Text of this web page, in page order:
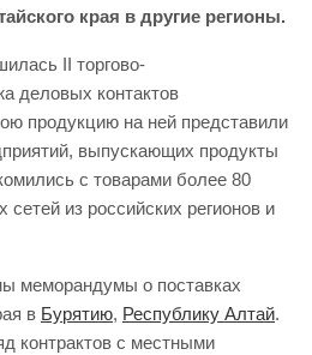
края в другие регионы.
II торгово-
деловых контактов
продукцию на ней представили
выпускающих продукты
с товарами более 80
сетей из российских регионов и
меморандумы о поставках
в Бурятию, Республику Алтай.
контрактов с местными